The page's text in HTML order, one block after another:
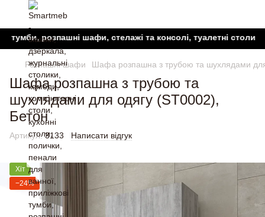
шафи, стелажі та консолі, туалетні столики,
Розпашні шафи Шафа розпашна з трубою та шухлядами
Шафа розпашна з трубою та
шухлядами для одягу (ST0002),
Бетон
Артикул:3133 Написати відгук
Хіт
−24%